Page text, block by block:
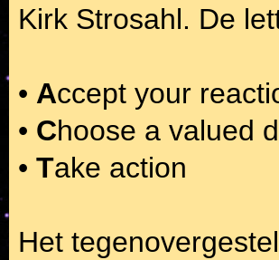
Kirk Strosahl. De
• Accept your
• Choose a valued
• Take action
Het